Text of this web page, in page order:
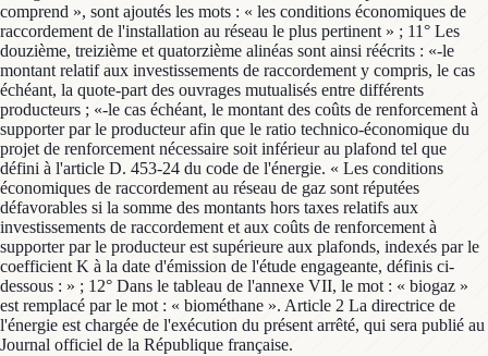
comprend », sont ajoutés les mots : « les conditions économiques de
raccordement de l'installation au réseau le plus pertinent » ; 11° Les
douzième, treizième et quatorzième alinéas sont ainsi réécrits : «-le
montant relatif aux investissements de raccordement y compris, le cas
échéant, la quote-part des ouvrages mutualisés entre différents
producteurs ; «-le cas échéant, le montant des coûts de renforcement à
supporter par le producteur afin que le ratio technico-économique du
projet de renforcement nécessaire soit inférieur au plafond tel que
défini à l'article D. 453-24 du code de l'énergie. « Les conditions
économiques de raccordement au réseau de gaz sont réputées
défavorables si la somme des montants hors taxes relatifs aux
investissements de raccordement et aux coûts de renforcement à
supporter par le producteur est supérieure aux plafonds, indexés par le
coefficient K à la date d'émission de l'étude engageante, définis ci-
dessous : » ; 12° Dans le tableau de l'annexe VII, le mot : « biogaz »
est remplacé par le mot : « biométhane ». Article 2 La directrice de
l'énergie est chargée de l'exécution du présent arrêté, qui sera publié au
Journal officiel de la République française.